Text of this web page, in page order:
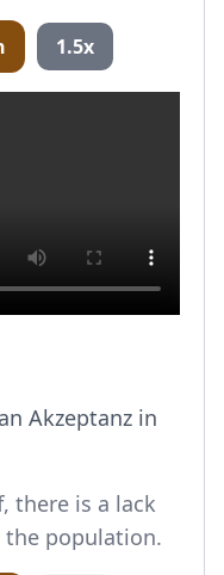
1.5x
Akzeptanz in
there is a lack
the population.